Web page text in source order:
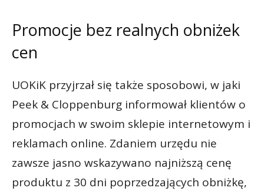
Promocje bez realnych obniżek
cen
UOKiK przyjrzał się także sposobowi, w jaki
Peek & Cloppenburg informował klientów o
promocjach w swoim sklepie internetowym i
reklamach online. Zdaniem urzędu nie
zawsze jasno wskazywano najniższą cenę
produktu z 30 dni poprzedzających obniżkę,